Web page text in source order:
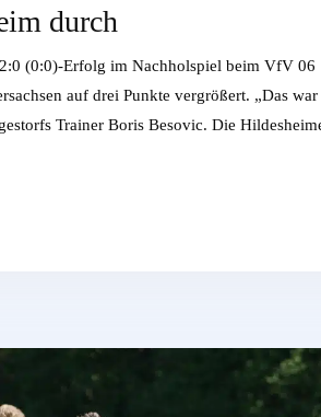
durch
(0:0)-Erfolg im Nachholspiel beim VfV 06
auf drei Punkte vergrößert. „Das war
Trainer Boris Besovic. Die